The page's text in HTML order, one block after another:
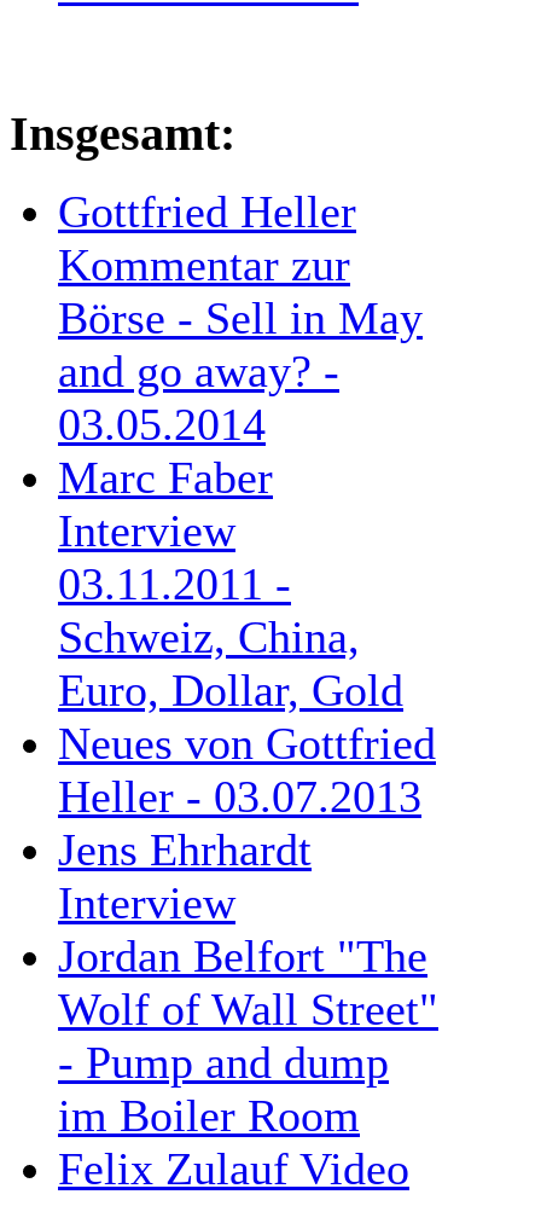
Insgesamt:
Gottfried Heller
Kommentar zur
Börse - Sell in May
and go away? -
03.05.2014
Marc Faber
Interview
03.11.2011 -
Schweiz, China,
Euro, Dollar, Gold
Neues von Gottfried
Heller - 03.07.2013
Jens Ehrhardt
Interview
Jordan Belfort "The
Wolf of Wall Street"
- Pump and dump
im Boiler Room
Felix Zulauf Video